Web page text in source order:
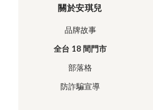
關於安琪兒
品牌故事
全台 18 間門市
部落格
防詐騙宣導